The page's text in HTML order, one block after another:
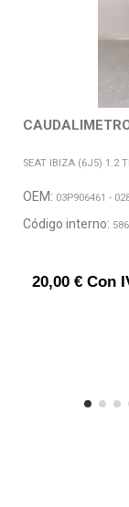
SEAT IBIZA (6J5) 1.2
OEM: 03P906461 -
Código interno:
20,00 € Con